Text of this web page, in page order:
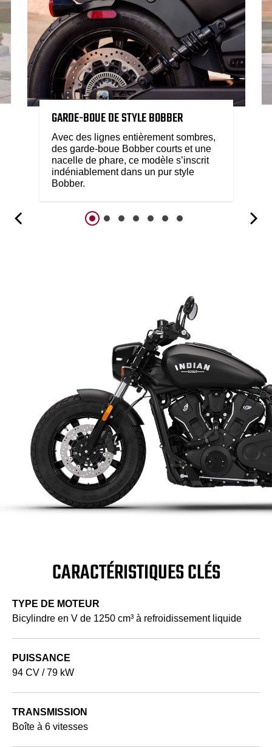
GARDE-BOUE DE STYLE BOBBER
Avec des lignes entièrement sombres,
des garde-boue Bobber courts et une
nacelle de phare, ce modèle s’inscrit
indéniablement dans un pur style
Bobber.
CARACTÉRISTIQUES CLÉS
TYPE DE MOTEUR
Bicylindre en V de 1250 cm³ à refroidissement liquide
PUISSANCE
94 CV / 79 kW
TRANSMISSION
Boîte à 6 vitesses